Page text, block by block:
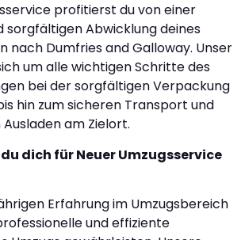
profitierst du von einer
sorgfältigen Abwicklung deines
nach Dumfries and Galloway. Unser
um alle wichtigen Schritte des
bei der sorgfältigen Verpackung
hin zum sicheren Transport und
am Zielort.
dich für Neuer Umzugsservice
Erfahrung im Umzugsbereich
und effiziente